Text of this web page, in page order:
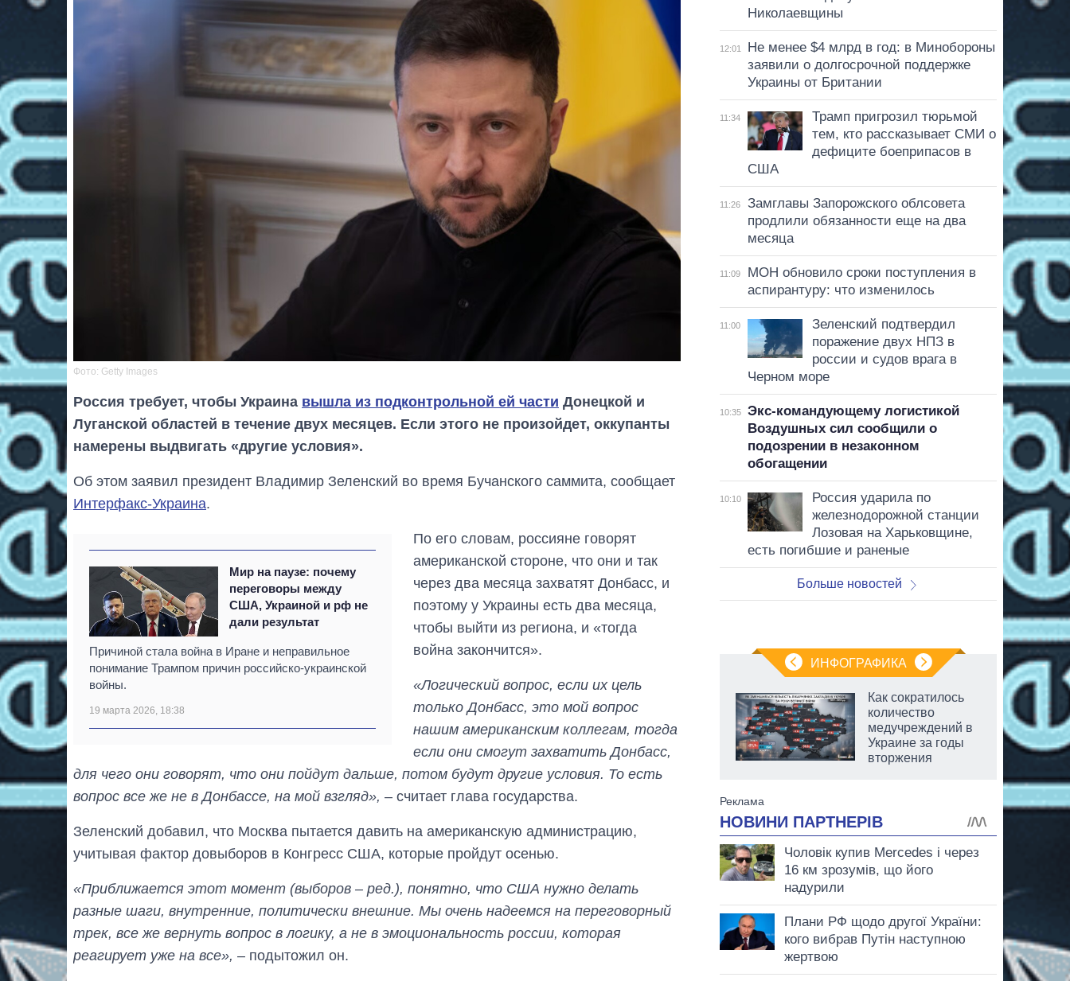
Фото: Getty Images
Россия требует, чтобы Украина вышла из подконтрольной ей части Донецкой и
Луганской областей в течение двух месяцев. Если этого не произойдет, оккупанты
намерены выдвигать «другие условия».
Об этом заявил президент Владимир Зеленский во время Бучанского саммита, сообщает
Интерфакс-Украина.
Мир на паузе: почему
переговоры между
США, Украиной и рф не
дали результат
Причиной стала война в Иране и неправильное
понимание Трампом причин российско-украинской
войны.
19 марта 2026, 18:38
По его словам, россияне говорят
американской стороне, что они и так
через два месяца захватят Донбасс, и
поэтому у Украины есть два месяца,
чтобы выйти из региона, и «тогда
война закончится».
«Логический вопрос, если их цель
только Донбасс, это мой вопрос
нашим американским коллегам, тогда
если они смогут захватить Донбасс,
для чего они говорят, что они пойдут дальше, потом будут другие условия. То есть
вопрос все же не в Донбассе, на мой взгляд», – считает глава государства.
Зеленский добавил, что Москва пытается давить на американскую администрацию,
учитывая фактор довыборов в Конгресс США, которые пройдут осенью.
«Приближается этот момент (выборов – ред.), понятно, что США нужно делать
разные шаги, внутренние, политически внешние. Мы очень надеемся на переговорный
трек, все же вернуть вопрос в логику, а не в эмоциональность россии, которая
реагирует уже на все», – подытожил он.
Николаевщины
12:01
Не менее $4 млрд в год: в Минобороны
заявили о долгосрочной поддержке
Украины от Британии
11:34
Трамп пригрозил тюрьмой
тем, кто рассказывает СМИ о
дефиците боеприпасов в
США
11:26
Замглавы Запорожского облсовета
продлили обязанности еще на два
месяца
11:09
МОН обновило сроки поступления в
аспирантуру: что изменилось
11:00
Зеленский подтвердил
поражение двух НПЗ в
россии и судов врага в
Черном море
10:35
Экс-командующему логистикой
Воздушных сил сообщили о
подозрении в незаконном
обогащении
10:10
Россия ударила по
железнодорожной станции
Лозовая на Харьковщине,
есть погибшие и раненые
Больше новостей
ИНФОГРАФИКА
Экспорт оружия:
сколько ракет,
самолетов и
Украина за годы
независимости
Как сократилось
количество
медучреждений в
Украине за годы
вторжения